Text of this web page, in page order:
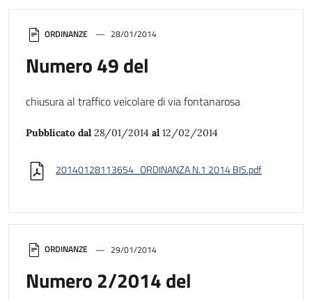
ORDINANZE 29/01/2014
Numero 2/2014 del
ORDINANZE 28/01/2014
Numero 49 del
chiusura al traffico veicolare di via fontanarosa
Pubblicato dal 28/01/2014 al 12/02/2014
20140128113654_ORDINANZA N.1 2014 BIS.pdf